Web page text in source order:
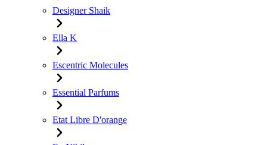
Designer Shaik
Ella K
Escentric Molecules
Essential Parfums
Etat Libre D'orange